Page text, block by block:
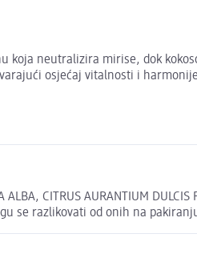
koja neutralizira mirise, dok
osjećaj vitalnosti i
CITRUS AURANTIUM DULCIS
se razlikovati od onih na